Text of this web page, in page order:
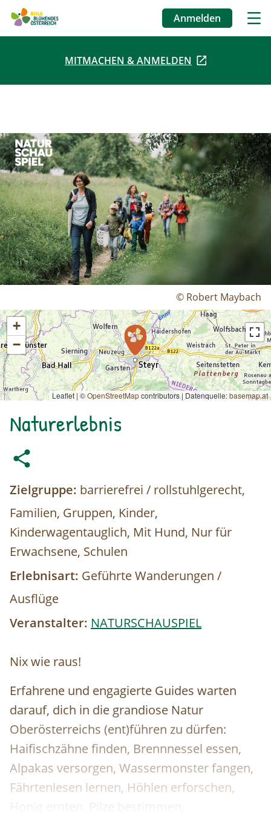
Direkt
Benutzermenü
Anmelden
MITMACHEN & ANMELDEN
© Robert Maybach
+
−
Leaflet | ©OpenStreetMapcontributors| Datenquelle:basemap.at
Naturerlebnis
Zielgruppe: barrierefrei / rollstuhlgerecht,
Familien, Gruppen, Kinder,
Kinderwagentauglich, Mit Hund, Nur für
Erwachsene, Schulen
Erlebnisart: Geführte Wanderungen /
Ausflüge
Veranstalter: NATURSCHAUSPIEL
Nix wie raus!
Erfahrene und engagierte Guides warten
darauf, dich in die grandiose Natur
Oberösterreichs (ent)führen zu dürfen:
Haifischzähne finden, Brennnessel essen,
Alpakas versorgen, Wassermonster fangen,
Fährtenlesen lernen, Höhlen erforschen,
Honig ernten, Pilze bestimmen,